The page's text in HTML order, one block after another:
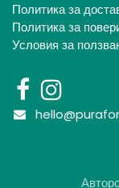
Политика за
Политика за
Условия за